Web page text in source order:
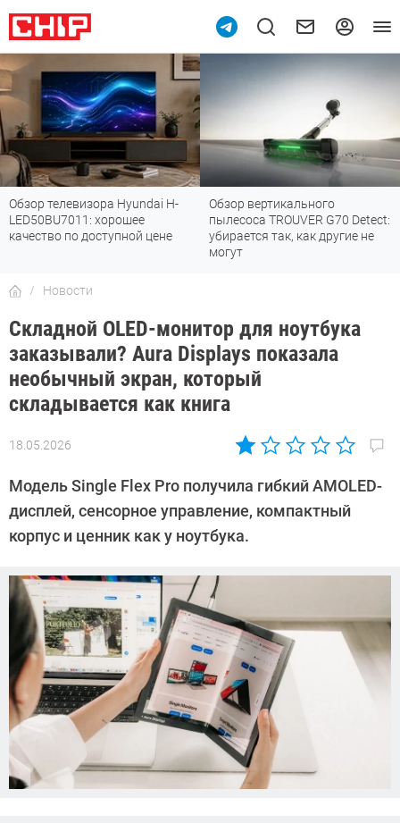
Обзор телевизора Hyundai H-
LED50BU7011: хорошее
качество по доступной цене
Обзор вертикального
пылесоса TROUVER G70 Detect:
убирается так, как другие не
могут
Новости
Складной OLED-монитор для ноутбука
заказывали? Aura Displays показала
необычный экран, который
складывается как книга
18.05.2026
Автор:
Довлатова
Модель Single Flex Pro получила гибкий AMOLED-
дисплей, сенсорное управление, компактный
корпус и ценник как у ноутбука.